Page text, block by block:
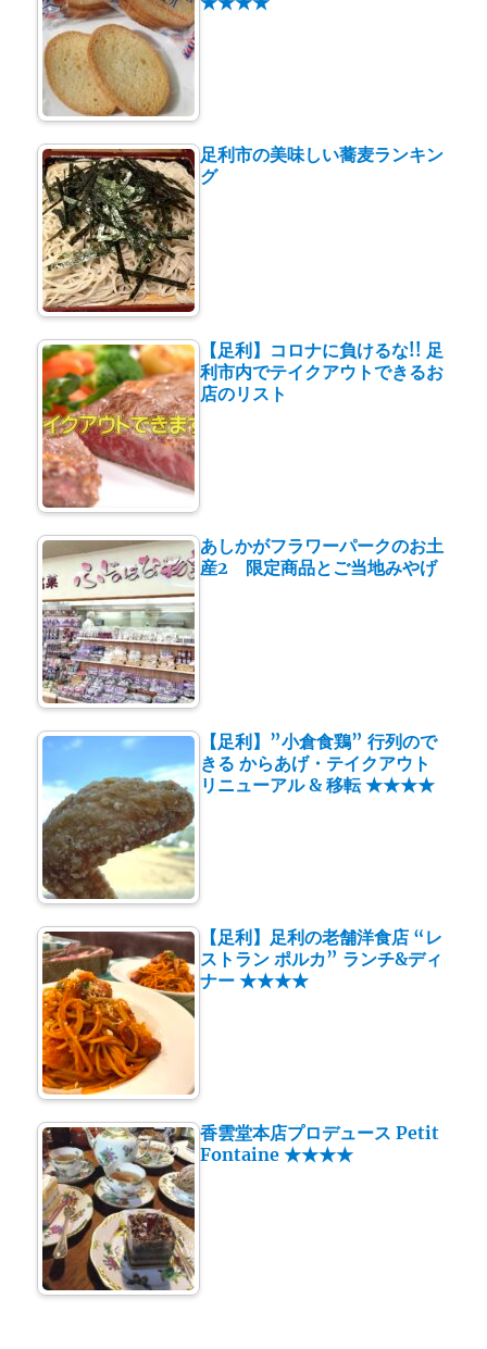
足利市の美味しい蕎麦ランキン
グ
【足利】コロナに負けるな!! 足
利市内でテイクアウトできるお
店のリスト
あしかがフラワーパークのお土
産2 限定商品とご当地みやげ
【足利】”小倉食鶏” 行列ので
きる からあげ・テイクアウト
リニューアル & 移転 ★★★★
【足利】足利の老舗洋食店 “レ
ストラン ポルカ” ランチ&ディ
ナー ★★★★
香雲堂本店プロデュース Petit
Fontaine ★★★★